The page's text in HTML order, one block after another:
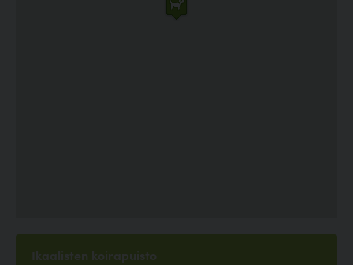
Ikaalisten koirapuisto